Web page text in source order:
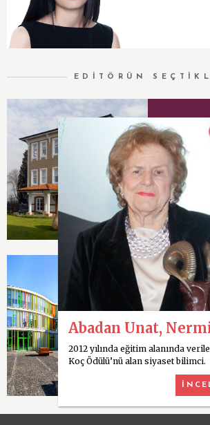
EDİTÖRÜN
Vehbi Koç
Vehbi Koç
kültürel
amacıyla
vakıf.
Koç Model
Uluslararası
şirketi
Eğitim
ortaklaşa
Abadan Unat,
2012 yılında eğitim alanında
Koç Ödülü’nü alan siyaset bilimci.